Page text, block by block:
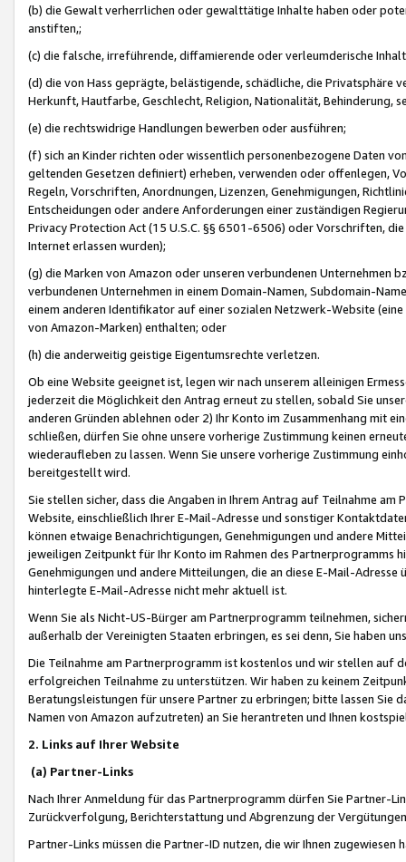
(b) die Gewalt verherrlichen oder gewalttätige Inhalte haben oder
anstiften,;
(c) die falsche, irreführende, diffamierende oder verleumderische
(d) die von Hass geprägte, belästigende, schädliche, die Privatsphäre
Herkunft, Hautfarbe, Geschlecht, Religion, Nationalität, Behinderung,
(e) die rechtswidrige Handlungen bewerben oder ausführen;
(f) sich an Kinder richten oder wissentlich personenbezogene Daten
geltenden Gesetzen definiert) erheben, verwenden oder offenlegen,
Regeln, Vorschriften, Anordnungen, Lizenzen, Genehmigungen,
Entscheidungen oder andere Anforderungen einer zuständigen
Privacy Protection Act (15 U.S.C. §§ 6501-6506) oder Vorschriften,
Internet erlassen wurden);
(g) die Marken von Amazon oder unseren verbundenen Unternehmen
verbundenen Unternehmen in einem Domain-Namen, Subdomain-
einem anderen Identifikator auf einer sozialen Netzwerk-Website
von Amazon-Marken) enthalten; oder
(h) die anderweitig geistige Eigentumsrechte verletzen.
Ob eine Website geeignet ist, legen wir nach unserem alleinigen
jederzeit die Möglichkeit den Antrag erneut zu stellen, sobald Sie
anderen Gründen ablehnen oder 2) Ihr Konto im Zusammenhang mit
schließen, dürfen Sie ohne unsere vorherige Zustimmung keinen
wiederaufleben zu lassen. Wenn Sie unsere vorherige Zustimmung
bereitgestellt wird.
Sie stellen sicher, dass die Angaben in Ihrem Antrag auf Teilnahme
Website, einschließlich Ihrer E-Mail-Adresse und sonstiger
können etwaige Benachrichtigungen, Genehmigungen und andere
jeweiligen Zeitpunkt für Ihr Konto im Rahmen des Partnerprogramms
Genehmigungen und andere Mitteilungen, die an diese E-Mail-
hinterlegte E-Mail-Adresse nicht mehr aktuell ist.
Wenn Sie als Nicht-US-Bürger am Partnerprogramm teilnehmen,
außerhalb der Vereinigten Staaten erbringen, es sei denn, Sie haben
Die Teilnahme am Partnerprogramm ist kostenlos und wir stellen auf
erfolgreichen Teilnahme zu unterstützen. Wir haben zu keinem
Beratungsleistungen für unsere Partner zu erbringen; bitte lassen Sie
Namen von Amazon aufzutreten) an Sie herantreten und Ihnen
2. Links auf Ihrer Website
(a) Partner-Links
Nach Ihrer Anmeldung für das Partnerprogramm dürfen Sie Partner-
Zurückverfolgung, Berichterstattung und Abgrenzung der
Partner-Links müssen die Partner-ID nutzen, die wir Ihnen zugewiesen